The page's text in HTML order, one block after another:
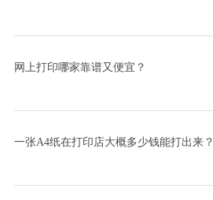
网上打印哪家靠谱又便宜？
一张A4纸在打印店大概多少钱能打出来？